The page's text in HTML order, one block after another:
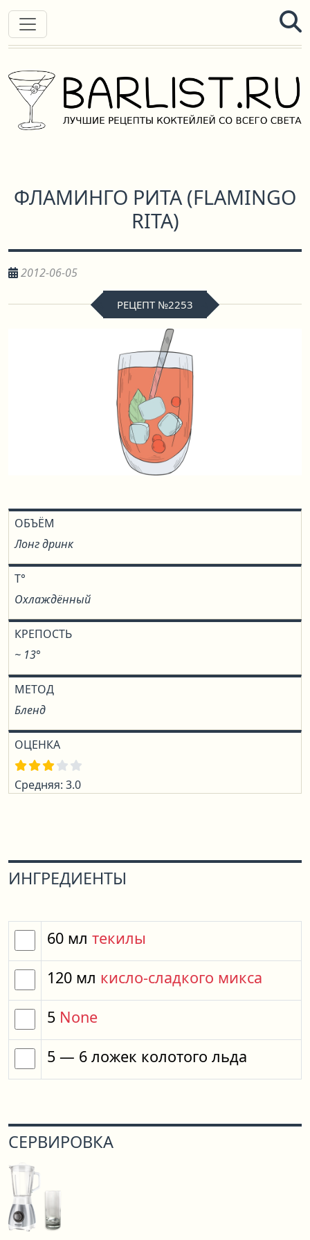
ФЛАМИНГО РИТА(FLAMINGO
RITA)
2012-06-05
РЕЦЕПТ №2253
ОБЪЁМ
Лонг дринк
T°
Охлаждённый
КРЕПОСТЬ
~ 13°
МЕТОД
Бленд
ОЦЕНКА
Средняя: 3.0
ИНГРЕДИЕНТЫ
60 мл текилы
120 мл кисло-сладкого микса
5 None
5 — 6 ложек колотого льда
СЕРВИРОВКА